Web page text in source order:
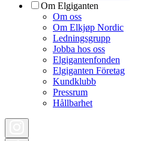
Om Elgiganten
Om oss
Om Elkjøp Nordic
Ledningsgrupp
Jobba hos oss
Elgigantenfonden
Elgiganten Företag
Kundklubb
Pressrum
Hållbarhet